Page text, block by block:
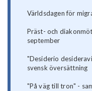
Världsdagen för
Präst- och
september
"Desiderio
svensk översättning
"På väg till tron" -